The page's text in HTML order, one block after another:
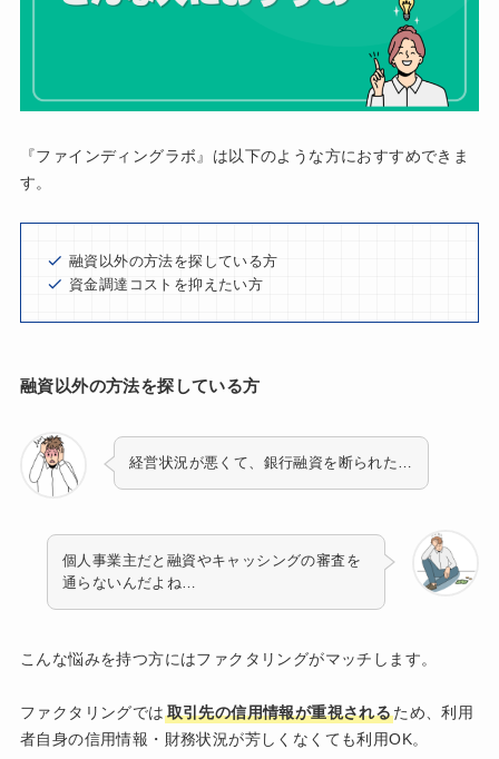
『ファインディングラボ』は以下のような方におすすめできま
す。
融資以外の方法を探している方
資金調達コストを抑えたい方
融資以外の方法を探している方
経営状況が悪くて、銀行融資を断られた…
個人事業主だと融資やキャッシングの審査を
通らないんだよね…
こんな悩みを持つ方にはファクタリングがマッチします。
ファクタリングでは 取引先の信用情報が重視されるため、利用
者自身の信用情報・財務状況が芳しくなくても利用OK。